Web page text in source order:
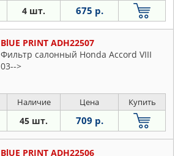
4 шт. 675 р.
BlUE PRINT ADH22507
Фильтр салонный Honda Accord VIII
03-->
Наличие Цена Купить
45 шт. 709 р.
BlUE PRINT ADH22506